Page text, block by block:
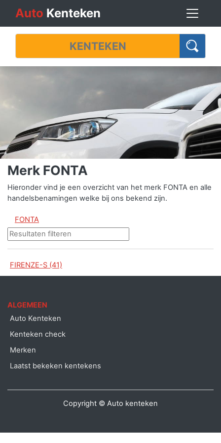
Auto Kenteken
Merk FONTA
Hieronder vind je een overzicht van het merk FONTA en alle
handelsbenamingen welke bij ons bekend zijn.
FONTA
FIRENZE-S (41)
ALGEMEEN
Auto Kenteken
Kenteken check
Merken
Laatst bekeken kentekens
Copyright © Auto kenteken